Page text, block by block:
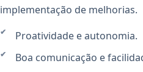
implementação de melhorias.
Proatividade e autonomia.
Boa comunicação e